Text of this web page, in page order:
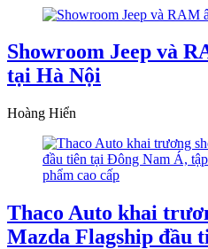
Showroom Jeep và
tại Hà Nội
Hoàng Hiển
Thaco Auto khai
Mazda Flagship đầu